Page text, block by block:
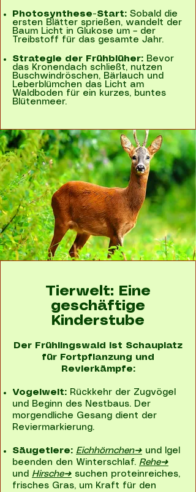
Photosynthese-Start: Sobald die
ersten Blätter sprießen, wandelt der
Baum Licht in Glukose um – der
Treibstoff für das gesamte Jahr.
Strategie der Frühblüher: Bevor
das Kronendach schließt, nutzen
Buschwindröschen, Bärlauch und
Leberblümchen das Licht am
Waldboden für ein kurzes, buntes
Blütenmeer.
Tierwelt: Eine
geschäftige
Kinderstube
Der Frühlingswald ist Schauplatz
für Fortpflanzung und
Revierkämpfe:
Vogelwelt: Rückkehr der Zugvögel
und Beginn des Nestbaus. Der
morgendliche Gesang dient der
Reviermarkierung.
Säugetiere: Eichhörnchen➜ und Igel
beenden den Winterschlaf. Rehe➜
und Hirsche➜ suchen proteinreiches,
frisches Gras, um Kraft für den